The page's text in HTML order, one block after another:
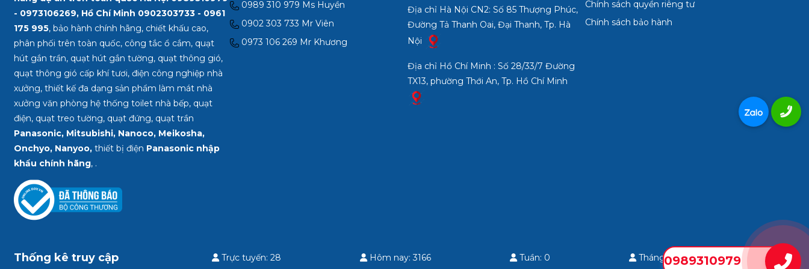
- 0973106269, Hồ Chí Minh 0902303733 - 0961
175 995, bảo hành chính hãng, chiết khấu cao,
phân phối trên toàn quốc, công tắc ổ cắm, quạt
hút gắn trần, quạt hút gắn tường, quạt thông gió,
quạt thông gió cấp khí tươi, điện công nghiệp nhà
xưởng, thiết kế đa dạng sản phẩm làm mát nhà
xưởng văn phòng hệ thống toilet nhà bếp, quạt
điện, quạt treo tường, quạt đứng, quạt trần
Panasonic, Mitsubishi, Nanoco, Meikosha,
Onchyo, Nanyoo,thiết bị điện Panasonic nhập
khẩu chính hãng, .
0989 310 979 Ms Huyền
0902 303 733 Mr Viên
0973 106 269 Mr Khương
Địa chỉ Hà Nội CN2: Số 85 Thượng Phúc,
Đường Tả Thanh Oai, Đại Thanh, Tp. Hà
Nội
Địa chỉ Hồ Chí Minh : Số 28/33/7 Đường
TX13, phường Thới An, Tp. Hồ Chí Minh
Chính sách quyền riêng tư
Chính sách bảo hành
Thống kê truy cập Trực tuyến: 28 Hôm nay: 3166 Tuần: 0 Tháng: 0 Tổng: 0
0989310979